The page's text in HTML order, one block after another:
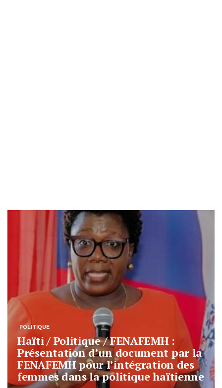
POLITIQUE
Haïti / Politique / FENAFEMH :
Présentation d’un document par la
FENAFEMH pour l’intégration des
femmes dans la politique haïtienne